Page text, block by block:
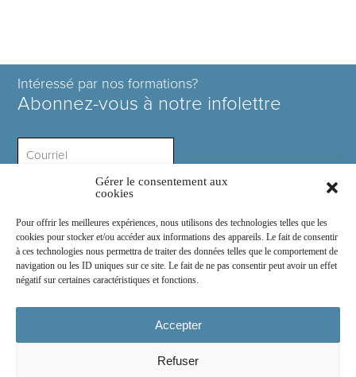
Gérer le consentement aux
cookies
Pour offrir les meilleures expériences, nous utilisons des technologies telles que les
cookies pour stocker et/ou accéder aux informations des appareils. Le fait de consentir
à ces technologies nous permettra de traiter des données telles que le comportement de
navigation ou les ID uniques sur ce site. Le fait de ne pas consentir peut avoir un effet
négatif sur certaines caractéristiques et fonctions.
Accepter
Refuser
Intéressé par nos formations?
Abonnez-vous à notre infolettre